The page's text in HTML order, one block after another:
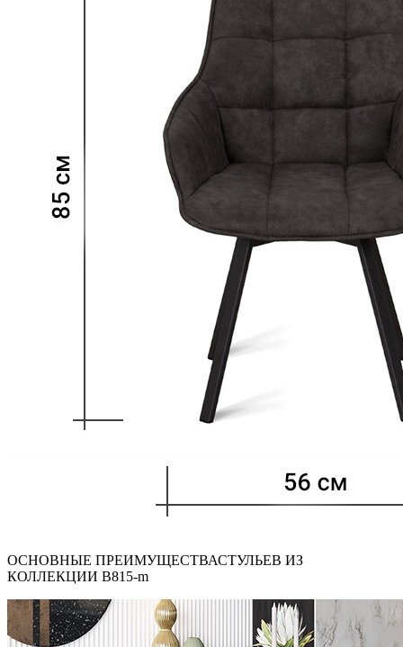
ОСНОВНЫЕ ПРЕИМУЩЕСТВАСТУЛЬЕВ ИЗ
КОЛЛЕКЦИИ B815-m